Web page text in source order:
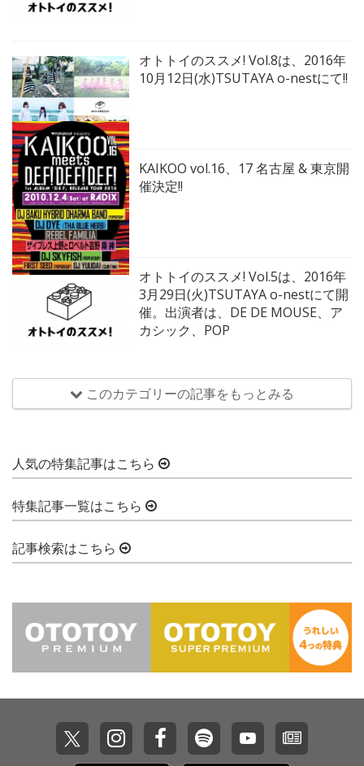
オトトイのススメ! Vol.8は、2016年
10月12日(水)TSUTAYA o-nestにて!!
KAIKOO vol.16、17 名古屋 & 東京開
催決定!!
オトトイのススメ! Vol.5は、2016年
3月29日(火)TSUTAYA o-nestにて開
催。出演者は、DE DE MOUSE、ア
カシック、POP
このカテゴリーの記事をもっとみる
人気の特集記事はこちら
特集記事一覧はこちら
記事検索はこちら